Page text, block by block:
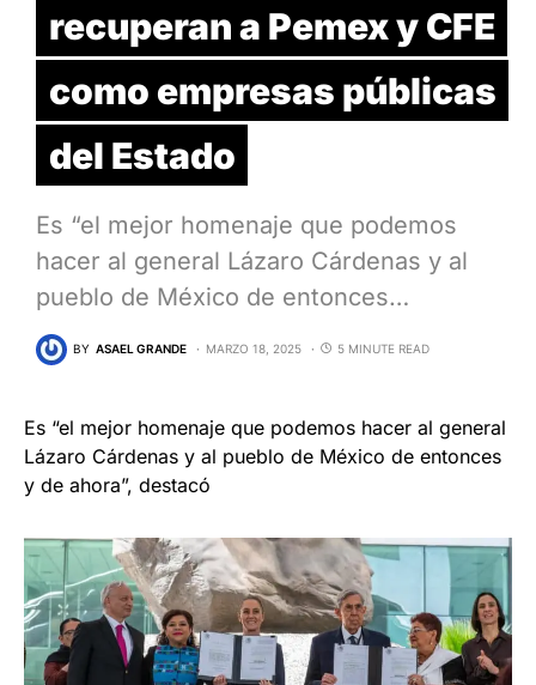
recuperan a Pemex y CFE
como empresas públicas
del Estado
Es “el mejor homenaje que podemos
hacer al general Lázaro Cárdenas y al
pueblo de México de entonces…
BY ASAEL GRANDE MARZO 18, 2025 5 MINUTE READ
Es “el mejor homenaje que podemos hacer al general
Lázaro Cárdenas y al pueblo de México de entonces
y de ahora”, destacó